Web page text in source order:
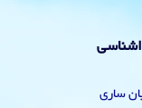
کیلومتر 5 اتوبان ساری